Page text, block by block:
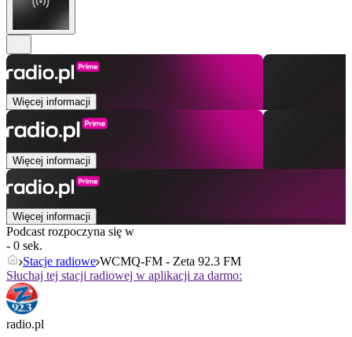
Więcej informacji
Więcej informacji
Więcej informacji
Podcast rozpoczyna się w
- 0 sek.
Stacje radiowe WCMQ-FM - Zeta 92.3 FM
Słuchaj tej stacji radiowej w aplikacji za darmo:
radio.pl